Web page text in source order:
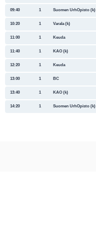
09:40 1 Suomen UrhOpisto (k)
10:20 1 Varala (k)
11:00 1 Keuda
11:40 1 KAO (k)
12:20 1 Keuda
13:00 1 BC
13:40 1 KAO (k)
14:20 1 Suomen UrhOpisto (k)